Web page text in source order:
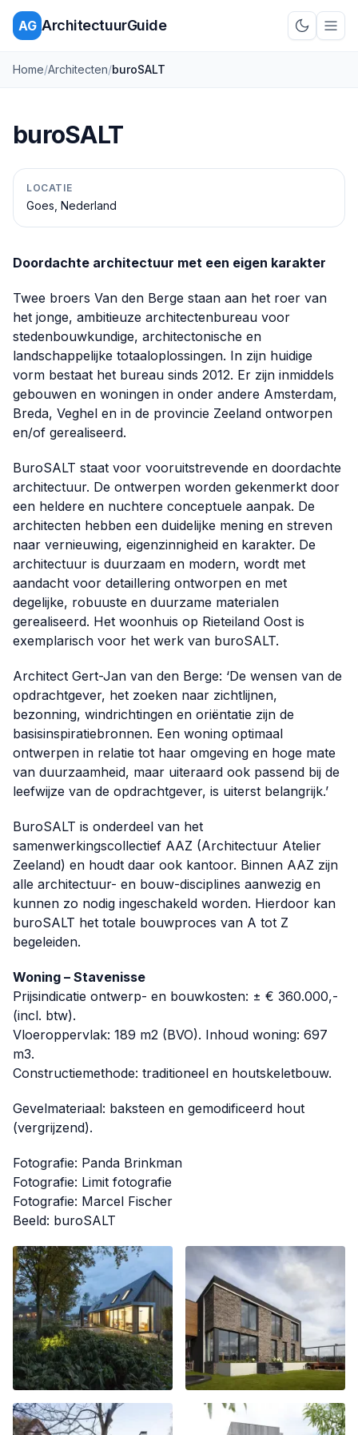
AG ArchitectuurGuide
Schakel
Home/Architecten/buroSALT
buroSALT
LOCATIE
Goes, Nederland
Doordachte architectuur met een eigen karakter
Twee broers Van den Berge staan aan het roer van
het jonge, ambitieuze architectenbureau voor
stedenbouwkundige, architectonische en
landschappelijke totaaloplossingen. In zijn huidige
vorm bestaat het bureau sinds 2012. Er zijn inmiddels
gebouwen en woningen in onder andere Amsterdam,
Breda, Veghel en in de provincie Zeeland ontworpen
en/of gerealiseerd.
BuroSALT staat voor vooruitstrevende en doordachte
architectuur. De ontwerpen worden gekenmerkt door
een heldere en nuchtere conceptuele aanpak. De
architecten hebben een duidelijke mening en streven
naar vernieuwing, eigenzinnigheid en karakter. De
architectuur is duurzaam en modern, wordt met
aandacht voor detaillering ontworpen en met
degelijke, robuuste en duurzame materialen
gerealiseerd. Het woonhuis op Rieteiland Oost is
exemplarisch voor het werk van buroSALT.
Architect Gert-Jan van den Berge: ‘De wensen van de
opdrachtgever, het zoeken naar zichtlijnen,
bezonning, windrichtingen en oriëntatie zijn de
basisinspiratiebronnen. Een woning optimaal
ontwerpen in relatie tot haar omgeving en hoge mate
van duurzaamheid, maar uiteraard ook passend bij de
leefwijze van de opdrachtgever, is uiterst belangrijk.’
BuroSALT is onderdeel van het
samenwerkingscollectief AAZ (Architectuur Atelier
Zeeland) en houdt daar ook kantoor. Binnen AAZ zijn
alle architectuur- en bouw-disciplines aanwezig en
kunnen zo nodig ingeschakeld worden. Hierdoor kan
buroSALT het totale bouwproces van A tot Z
begeleiden.
Woning – Stavenisse
Prijsindicatie ontwerp- en bouwkosten: ± € 360.000,-
(incl. btw).
Vloeroppervlak: 189 m2 (BVO). Inhoud woning: 697
m3.
Constructiemethode: traditioneel en houtskeletbouw.
Gevelmateriaal: baksteen en gemodificeerd hout
(vergrijzend).
Fotografie: Panda Brinkman
Fotografie: Limit fotografie
Fotografie: Marcel Fischer
Beeld: buroSALT